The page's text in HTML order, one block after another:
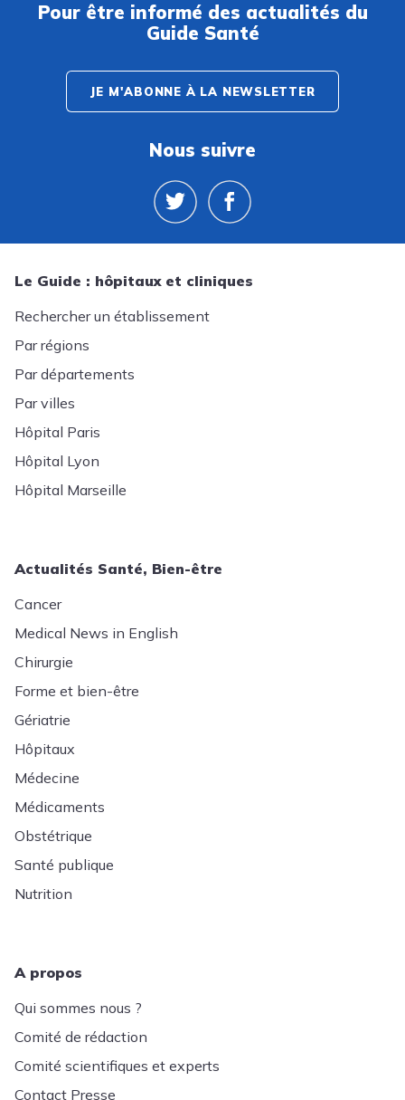
Pour être informé des actualités du
Guide Santé
JE M'ABONNE À LA NEWSLETTER
Nous suivre
Le Guide : hôpitaux et cliniques
Rechercher un établissement
Par régions
Par départements
Par villes
Hôpital Paris
Hôpital Lyon
Hôpital Marseille
Actualités Santé, Bien-être
Cancer
Medical News in English
Chirurgie
Forme et bien-être
Gériatrie
Hôpitaux
Médecine
Médicaments
Obstétrique
Santé publique
Nutrition
A propos
Qui sommes nous ?
Comité de rédaction
Comité scientifiques et experts
Contact Presse